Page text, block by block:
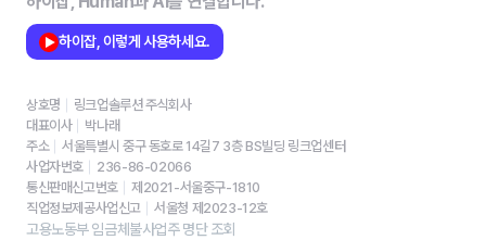
하이잡, 이렇게 사용하세요.
상호명
링크업솔루션 주식회사
대표이사
박나래
주소
서울특별시 중구 동호로 14길7 3층 BS빌딩 링크업센터
사업자번호
236-86-02066
통신판매신고번호
제2021-서울중구-1810
직업정보제공사업신고
서울청 제2023-12호
고용노동부 임금체불사업주 명단 조회